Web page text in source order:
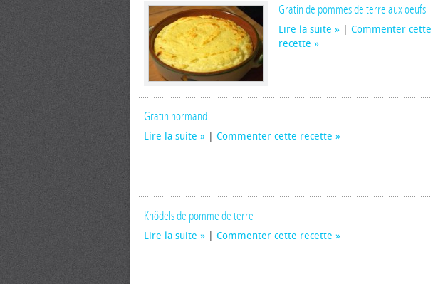
Gratin de pommes de terre aux oeufs
Lire la suite
Commenter cette
recette
Gratin normand
Lire la suite Commenter cette recette
Knödels de pomme de terre
Lire la suite Commenter cette recette